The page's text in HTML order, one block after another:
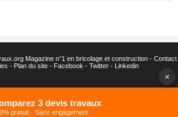
Magazine n°1 en bricolage et construction - Contact
- Plan du site - Facebook - Twitter - Linkedin
3 devis travaux
gratuit · Sans engagement
×